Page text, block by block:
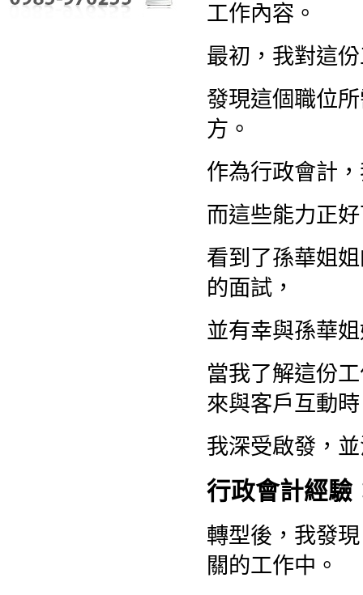
工作內容。
最初，我對這
發現這個職位
方。
作為行政會計
而這些能力正
看到了孫華姐
的面試，
並有幸與孫華
當我了解這份
來與客戶互動
我深受啟發，
行政會計經驗
轉型後，我發
關的工作中。